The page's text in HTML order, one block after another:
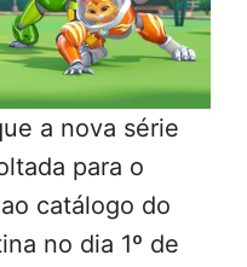
a nova série
para o
catálogo do
no dia 1º de